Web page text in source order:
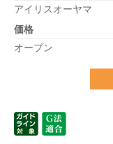
アイリスオーヤマ
価格
オープン